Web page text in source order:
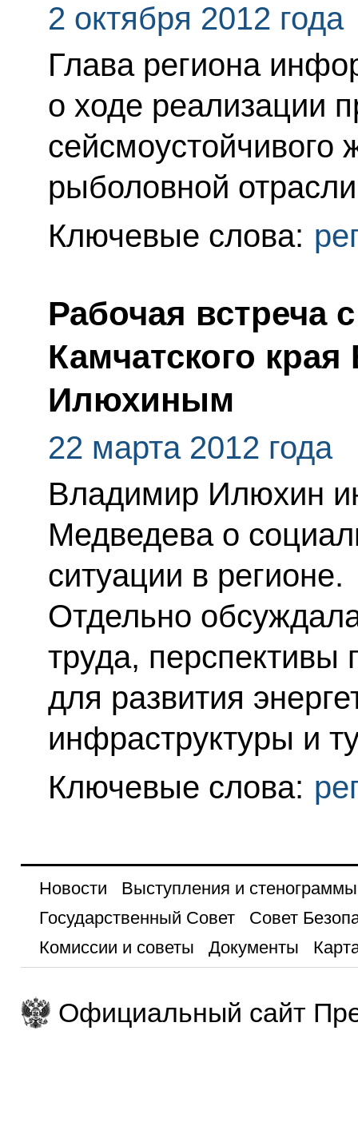
2 октября 2012 года
Глава региона
о ходе реализации
сейсмоустойчивого
рыболовной
Ключевые слова:
Рабочая встреча
Камчатского
Илюхиным
22 марта 2012 года
Владимир Илюхин
Медведева о
ситуации в регионе.
Отдельно
труда, перспективы
для развития
инфраструктуры и
Ключевые слова:
Новости
Выступления и стенограммы
Государственный Совет
Совет
Комиссии и советы
Документы
Официальный сайт